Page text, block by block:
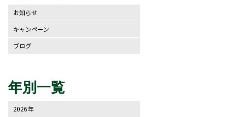
お知らせ
キャンペーン
ブログ
年別一覧
2026年